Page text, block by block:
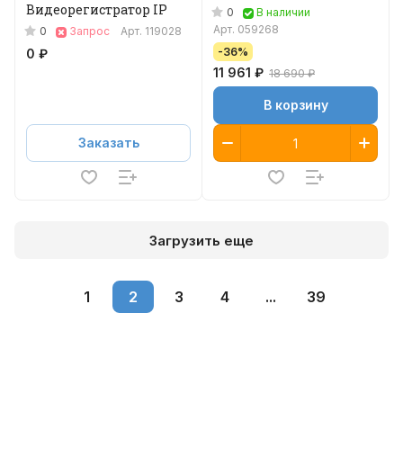
Видеорегистратор IP
0 Запрос Арт. 119028
0 ₽
Заказать
0
В наличии
Арт. 059268
-36%
11 961 ₽ 18 690 ₽
В корзину
Загрузить еще
1 2 3 4 ... 39